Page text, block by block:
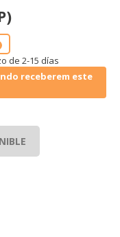
de 2-15 días
receberem este